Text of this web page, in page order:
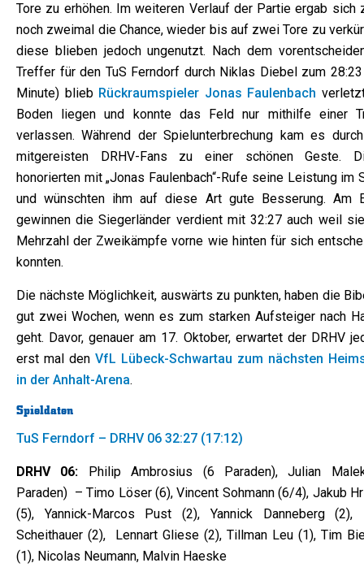
Tore zu erhöhen. Im weiteren Verlauf der Partie ergab sich
noch zweimal die Chance, wieder bis auf zwei Tore zu
diese blieben jedoch ungenutzt. Nach dem
Treffer für den TuS Ferndorf durch Niklas Diebel zum
Minute) blieb Rückraumspieler Jonas Faulenbach
Boden liegen und konnte das Feld nur mithilfe einer
verlassen. Während der Spielunterbrechung kam es
mitgereisten DRHV-Fans zu einer schönen Geste.
honorierten mit „Jonas Faulenbach“-Rufe seine Leistung im
und wünschten ihm auf diese Art gute Besserung. Am
gewinnen die Siegerländer verdient mit 32:27 auch weil
Mehrzahl der Zweikämpfe vorne wie hinten für sich
konnten.
Die nächste Möglichkeit, auswärts zu punkten, haben die
gut zwei Wochen, wenn es zum starken Aufsteiger nach
geht. Davor, genauer am 17. Oktober, erwartet der DRHV
erst mal den VfL Lübeck-Schwartau zum nächsten
in der Anhalt-Arena.
Spieldaten
TuS Ferndorf – DRHV 06 32:27 (17:12)
DRHV 06: Philip Ambrosius (6 Paraden), Julian
Paraden) – Timo Löser (6), Vincent Sohmann (6/4), Jakub
(5), Yannick-Marcos Pust (2), Yannick Danneberg (2),
Scheithauer (2), Lennart Gliese (2), Tillman Leu (1), Tim
(1), Nicolas Neumann, Malvin Haeske